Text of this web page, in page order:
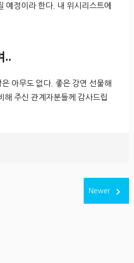
예정이라 한다. 내 위시리스트에
..
아무도 없다. 좋은 강연 선물해
해 주신 관계자분들께 감사드립
Newer navigate_next